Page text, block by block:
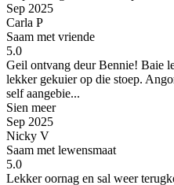
Sep 2025
Carla P
Saam met vriende
5.0
Geil ontvang deur Bennie! Baie
lekker gekuier op die stoep.
self aangebie...
Sien meer
Sep 2025
Nicky V
Saam met lewensmaat
5.0
Lekker oornag en sal weer